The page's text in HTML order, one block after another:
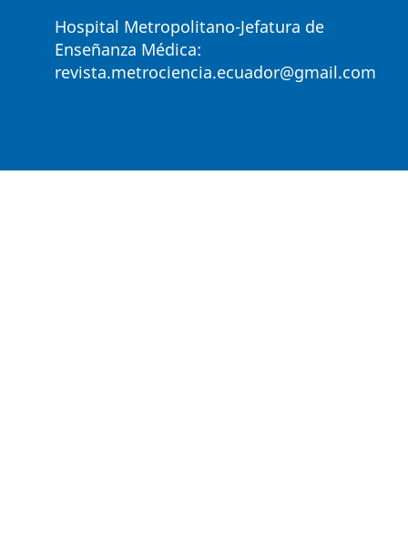
Hospital Metropolitano-Jefatura de
Enseñanza Médica:
revista.metrociencia.ecuador@gmail.com